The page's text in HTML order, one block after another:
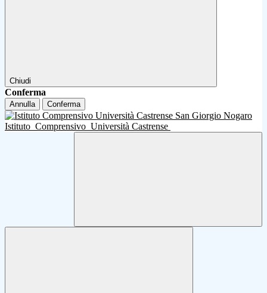
Chiudi
Conferma
Annulla Conferma
Istituto Comprensivo Università Castrense